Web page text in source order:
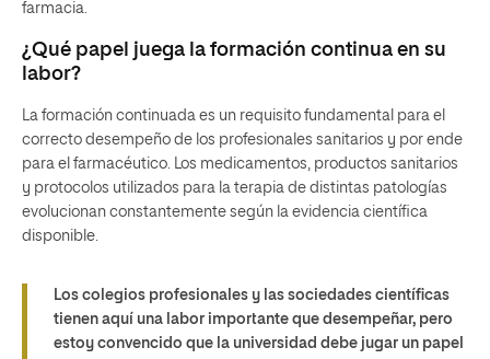
farmacia.
¿Qué papel juega la formación continua en su
labor?
La formación continuada es un requisito fundamental para el
correcto desempeño de los profesionales sanitarios y por ende
para el farmacéutico. Los medicamentos, productos sanitarios
y protocolos utilizados para la terapia de distintas patologías
evolucionan constantemente según la evidencia científica
disponible.
Los colegios profesionales y las sociedades científicas
tienen aquí una labor importante que desempeñar, pero
estoy convencido que la universidad debe jugar un papel